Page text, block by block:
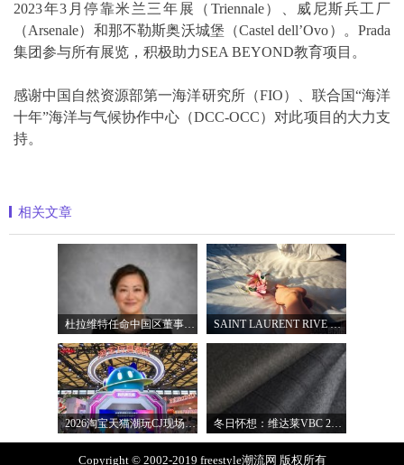
2023年3月停靠米兰三年展（Triennale）、威尼斯兵工厂
（Arsenale）和那不勒斯奥沃城堡（Castel dell’Ovo）。Prada
集团参与所有展览，积极助力SEA BEYOND教育项目。
感谢中国自然资源部第一海洋研究所（FIO）、联合国“海洋
十年”海洋与气候协作中心（DCC-OCC）对此项目的大力支
持。
相关文章
杜拉维特任命中国区董事总经理杨琛女士 SAINT LAURENT RIVE DROITE圣罗兰北京右岸精品店
2026淘宝天猫潮玩CJ现场直击，以五大圈层 冬日怀想：维达莱VBC 2027秋冬面料系列
Copyright © 2002-2019 freestyle潮流网 版权所有